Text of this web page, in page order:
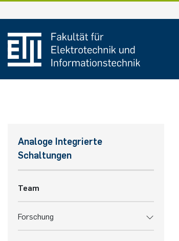
Inhalt
springen
Analoge Integrierte
Schaltungen
Team
Forschung